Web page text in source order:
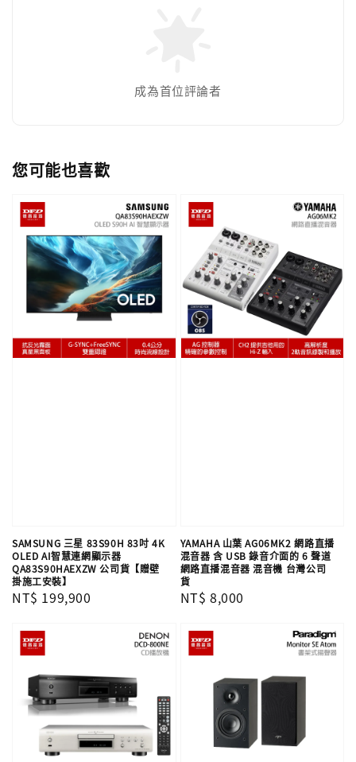
成為首位評論者
您可能也喜歡
SAMSUNG 三星 83S90H 83吋 4K
OLED AI智慧連網顯示器
QA83S90HAEXZW 公司貨【贈壁
掛施工安裝】
Regular
NT$ 199,900
YAMAHA 山葉 AG06MK2 網路直播
混音器 含 USB 錄音介面的 6 聲道
網路直播混音器 混音機 台灣公司
貨
Regular
NT$ 8,000